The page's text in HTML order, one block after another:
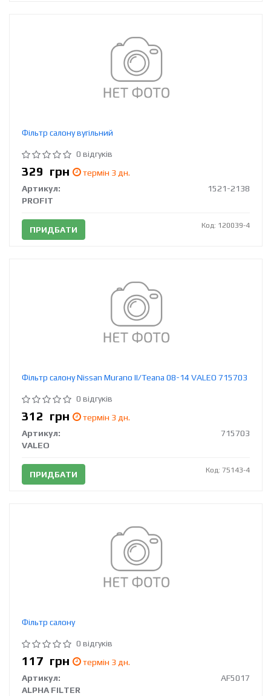
Фільтр салону вугільний
0 відгуків
329 грн
термін 3 дн.
Артикул:
1521-2138
PROFIT
ПРИДБАТИ Код: 120039-4
Фільтр салону Nissan Murano II/Teana 08-14 VALEO 715703
0 відгуків
312 грн
термін 3 дн.
Артикул:
715703
VALEO
ПРИДБАТИ Код: 75143-4
Фільтр салону
0 відгуків
117 грн
термін 3 дн.
Артикул:
AF5017
ALPHA FILTER